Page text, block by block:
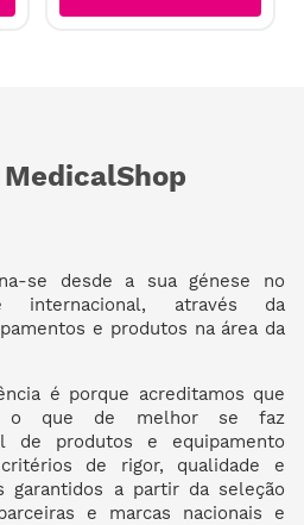
se desde a sua génese no
internacional, através da
e produtos na área da
é porque acreditamos que
o que de melhor se faz
de produtos e equipamento
de rigor, qualidade e
garantidos a partir da seleção
e marcas nacionais e